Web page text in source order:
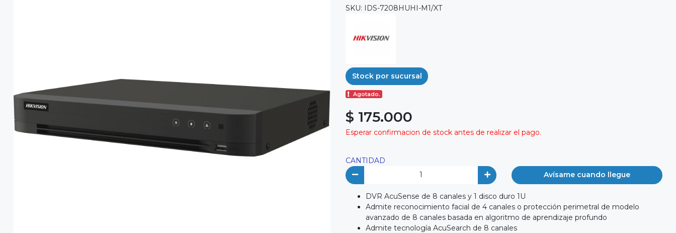
SKU: IDS-7208HUHI-M1/XT
Stock por sucursal
Agotado.
$ 175.000
Esperar confirmacion de stock antes de realizar el pago.
CANTIDAD
Avísame cuando llegue
DVR AcuSense de 8 canales y 1 disco duro 1U
Admite reconocimiento facial de 4 canales o protección perimetral de modelo
avanzado de 8 canales basada en algoritmo de aprendizaje profundo
Admite tecnología AcuSearch de 8 canales